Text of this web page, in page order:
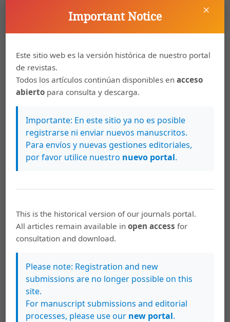
Palabras clave
woman collective memory traditional wisdoms
waist loom Perú mujer memoria colectiva saberes
tradicionales telar de cintura/ qallwa
Cómo citar
los saberes de las artesanas del telar de qallwa de Cajamarca,
Perú. Revista De Ciencias Sociales, (183), 31–46.
https://doi.org/10.15517/rcs.v0i183.60584
señalando cambios y continuidades en este saber-
resiliencia por parte de estos colectivos de mujeres.
https://doi.org/10.15517/rcs.v0i183.60584
Descargas
×
Important Notice
Este sitio web es la versión histórica de nuestro portal
de revistas.
Todos los artículos continúan disponibles enacceso
abierto para consulta y descarga.
Importante: En este sitio ya no es posible
registrarse ni enviar nuevos manuscritos.
Para envíos y nuevas gestiones editoriales,
por favor utilice nuestro nuevo portal.
This is the historical version of our journals portal.
All articles remain available inopen access for
consultation and download.
Please note: Registration and new
submissions are no longer possible on this
site.
For manuscript submissions and editorial
processes, please use our new portal.